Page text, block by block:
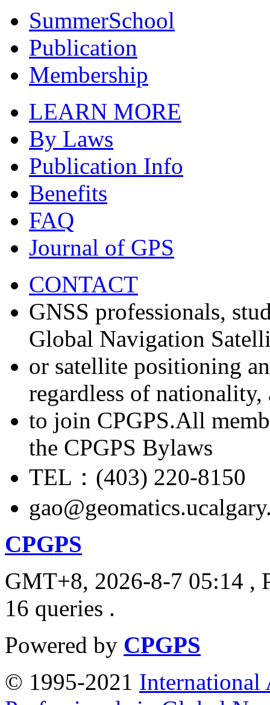
SummerSchool
Publication
Membership
LEARN MORE
By Laws
Publication Info
Benefits
FAQ
Journal of GPS
CONTACT
GNSS professionals,
Global Navigation
or satellite positioning
regardless of nationality,
to join CPGPS.All
the CPGPS Bylaws
TEL：(403) 220-8150
CPGPS
GMT+8, 2026-8-7 05:14 ,
16 queries .
Powered by CPGPS
© 1995-2021 International